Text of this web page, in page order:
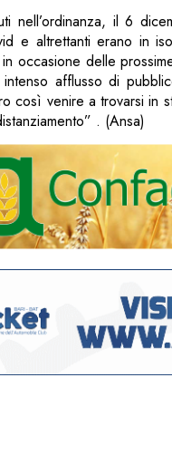
nell’ordinanza, il 6
e altrettanti erano in
occasione delle
afflusso di
così venire a trovarsi in
. (Ansa)